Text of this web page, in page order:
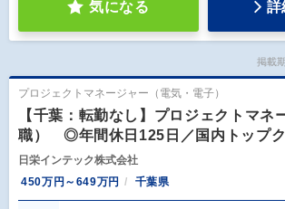
気になる 詳
掲載
プロジェクトマネージャー（電気・電子）
【千葉：転勤なし】プロジェクトマネ
職） ◎年間休日125日／国内トップ
日栄インテック株式会社
450万円～649万円
千葉県